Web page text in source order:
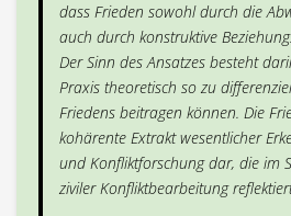
dass Frieden sowohl durch die
auch durch konstruktive
Der Sinn des Ansatzes besteht
Praxis theoretisch so zu
Friedens beitragen können. Die
kohärente Extrakt wesentlicher
und Konfliktforschung dar, die im
ziviler Konfliktbearbeitung